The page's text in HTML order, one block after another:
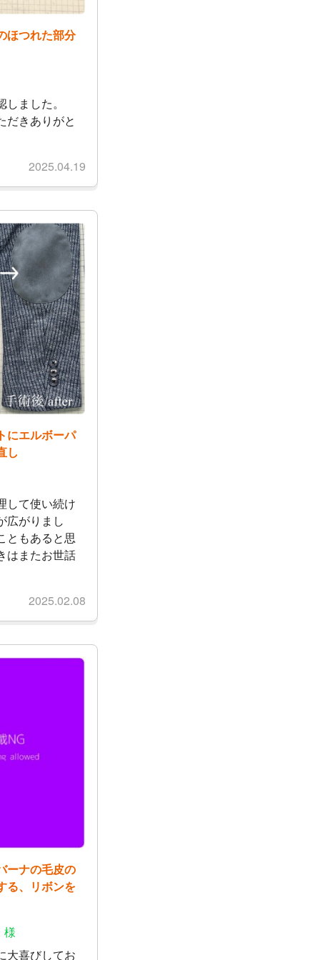
ほつれた部分
ました。
だきありがと
2025.04.19
にエルボーパ
し
して使い続け
広がりまし
ともあると思
はまたお世話
2025.02.08
ーナの毛皮の
る、リボンを
様
大喜びしてお